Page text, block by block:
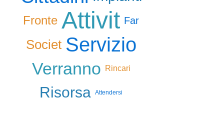
Fronte Attivit Far
Societ Servizio
Verranno Rincari
Risorsa Attendersi